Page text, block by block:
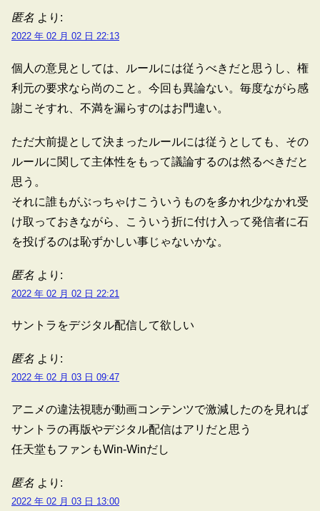
匿名 より:
2022 年 02 月 02 日 22:13
個人の意見としては、ルールには従うべきだと思うし、権
利元の要求なら尚のこと。今回も異論ない。毎度ながら感
謝こそすれ、不満を漏らすのはお門違い。
ただ大前提として決まったルールには従うとしても、その
ルールに関して主体性をもって議論するのは然るべきだと
思う。
それに誰もがぶっちゃけこういうものを多かれ少なかれ受
け取っておきながら、こういう折に付け入って発信者に石
を投げるのは恥ずかしい事じゃないかな。
匿名 より:
2022 年 02 月 02 日 22:21
サントラをデジタル配信して欲しい
匿名 より:
2022 年 02 月 03 日 09:47
アニメの違法視聴が動画コンテンツで激減したのを見れば
サントラの再版やデジタル配信はアリだと思う
任天堂もファンもWin-Winだし
匿名 より:
2022 年 02 月 03 日 13:00